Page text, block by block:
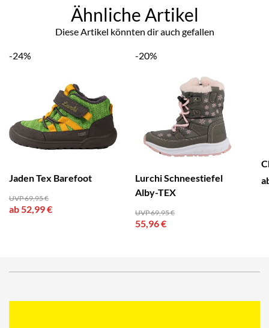
Ähnliche Artikel
Diese Artikel könnten dir auch gefallen
-24%
Jaden Tex Barefoot
UVP 69,95 €
ab 52,99 €
-20%
Lurchi Schneestiefel
Alby-TEX
UVP 69,95 €
55,96 €